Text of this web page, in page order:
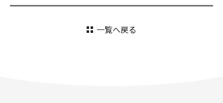
一覧へ戻る